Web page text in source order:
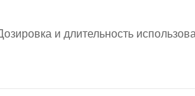
и длительность